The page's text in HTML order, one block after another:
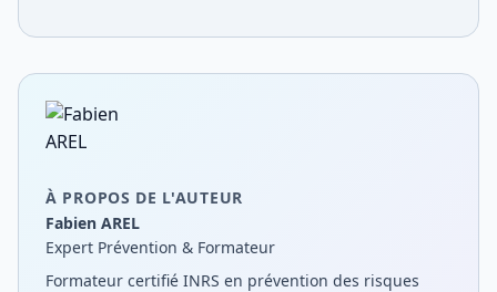
À PROPOS DE L'AUTEUR
Fabien AREL
Expert Prévention & Formateur
Formateur certifié INRS en prévention des risques